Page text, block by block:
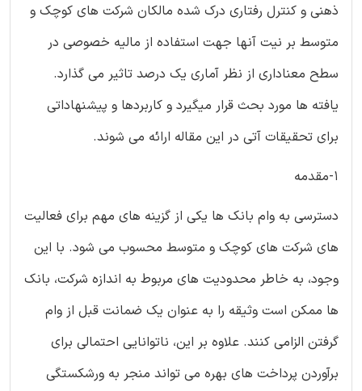
ذهنی و کنترل رفتاری درک شده مالکان شرکت های کوچک و
متوسط بر نیت آنها جهت استفاده از مالیه خصوصی در
سطح معناداری از نظر آماری یک درصد تاثیر می گذارد.
یافته ها مورد بحث قرار میگیرد و کاربردها و پیشنهاداتی
برای تحقیقات آتی در این مقاله ارائه می شوند.
1-مقدمه
دسترسی به وام بانک ها یکی از گزینه های مهم برای فعالیت
های شرکت های کوچک و متوسط محسوب می شود. با این
وجود، به خاطر محدودیت های مربوط به اندازه شرکت، بانک
ها ممکن است وثیقه را به عنوان یک ضمانت قبل از وام
گرفتن الزامی کنند. علاوه بر این، ناتوانایی احتمالی برای
برآوردن پرداخت های بهره می تواند منجر به ورشکستگی